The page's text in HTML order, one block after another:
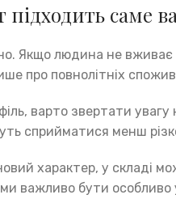
підходить саме
Якщо людина не
про повнолітніх
варто звертати увагу
сприйматися менш
характер, у складі
важливо бути особливо